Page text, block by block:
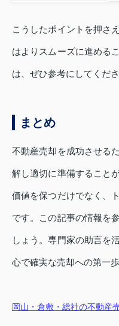
こうしたポイントを押さ
はよりスムーズに進める
は、ぜひ参考にしてくださ
まとめ
不動産売却を成功させる
解し適切に準備すること
価値を保つだけでなく、
です。この記事の情報を
しょう。専門家の助言を
心で確実な売却への第一歩
岡山・倉敷・総社の不動産